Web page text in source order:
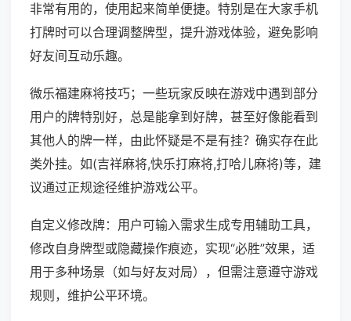
非常有用的，使用起来简单便捷。特别是在大家手机
打牌时可以合理调整牌型，提升游戏体验，避免影响
好友间互动乐趣。
微乐福建麻将技巧；一些玩家反映在游戏中遇到部分
用户的牌特别好，总是能拿到好牌，甚至好像能看到
其他人的牌一样，由此怀疑是不是有挂？确实存在此
类外挂。如(吉祥麻将,快乐打麻将,打哈儿麻将)等，建
议通过正规途径维护游戏公平。
自定义修改牌：用户可输入需求生成专用辅助工具，
修改自身牌型或隐藏操作痕迹，实现“必胜”效果，适
用于多种场景（如与好友对局），但需注意遵守游戏
规则，维护公平环境。